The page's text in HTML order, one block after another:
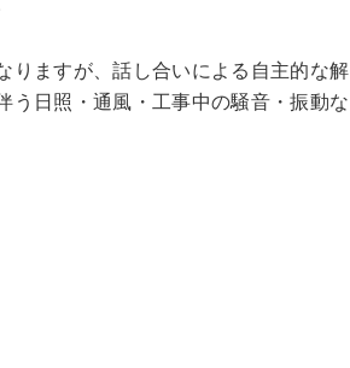
りますが、話し合いによる自主的な解
う日照・通風・工事中の騒音・振動な